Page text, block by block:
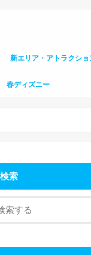
新エリア・アトラクショ
春ディズニー
検索